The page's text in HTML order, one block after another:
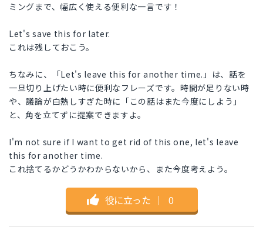
ミングまで、幅広く使える便利な一言です！
Let's save this for later.
これは残しておこう。
ちなみに、「Let's leave this for another time.」は、話を
一旦切り上げたい時に便利なフレーズです。時間が足りない時
や、議論が白熱しすぎた時に「この話はまた今度にしよう」
と、角を立てずに提案できますよ。
I'm not sure if I want to get rid of this one, let's leave
this for another time.
これ捨てるかどうかわからないから、また今度考えよう。
役に立った ｜ 0